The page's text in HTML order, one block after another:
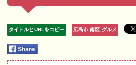
タイトルとURLをコピー 広島市 南区 グルメ